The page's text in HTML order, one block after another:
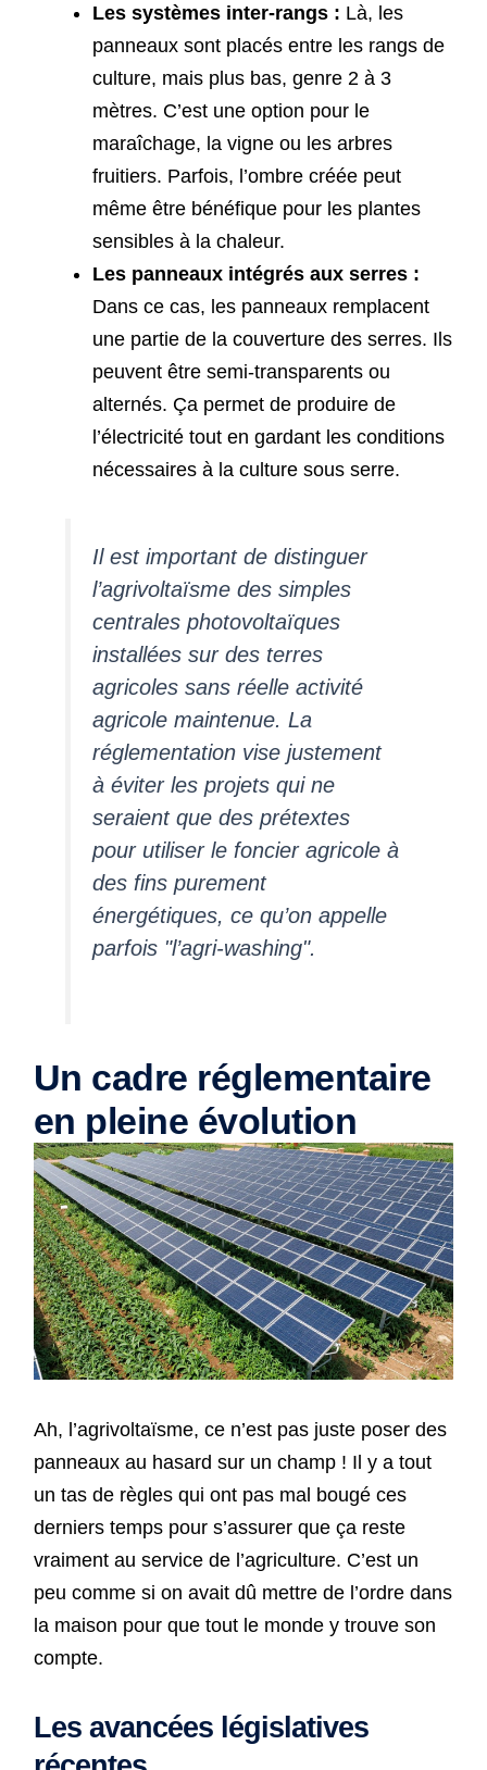
Les systèmes inter-rangs : Là, les
panneaux sont placés entre les rangs de
culture, mais plus bas, genre 2 à 3
mètres. C’est une option pour le
maraîchage, la vigne ou les arbres
fruitiers. Parfois, l’ombre créée peut
même être bénéfique pour les plantes
sensibles à la chaleur.
Les panneaux intégrés aux serres :
Dans ce cas, les panneaux remplacent
une partie de la couverture des serres. Ils
peuvent être semi-transparents ou
alternés. Ça permet de produire de
l’électricité tout en gardant les conditions
nécessaires à la culture sous serre.
Il est important de distinguer
l’agrivoltaïsme des simples
centrales photovoltaïques
installées sur des terres
agricoles sans réelle activité
agricole maintenue. La
réglementation vise justement
à éviter les projets qui ne
seraient que des prétextes
pour utiliser le foncier agricole à
des fins purement
énergétiques, ce qu’on appelle
parfois "l’agri-washing".
Un cadre réglementaire
en pleine évolution
Ah, l’agrivoltaïsme, ce n’est pas juste poser des
panneaux au hasard sur un champ ! Il y a tout
un tas de règles qui ont pas mal bougé ces
derniers temps pour s’assurer que ça reste
vraiment au service de l’agriculture. C’est un
peu comme si on avait dû mettre de l’ordre dans
la maison pour que tout le monde y trouve son
compte.
Les avancées législatives